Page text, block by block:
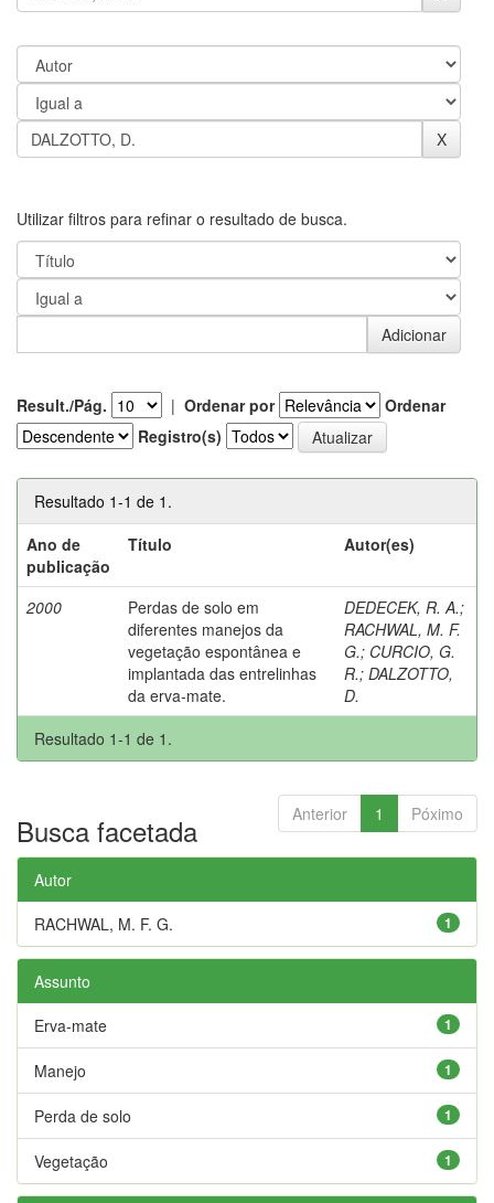
Utilizar filtros para refinar o resultado de busca.
Result./Pág. | Ordenar por
Ordenar
Registro(s)
Resultado 1-1 de 1.
Ano de
publicação
Título Autor(es)
2000
Perdas de solo em
diferentes manejos da
vegetação espontânea e
implantada das entrelinhas
da erva-mate.
DEDECEK, R. A.;
RACHWAL, M. F.
G.; CURCIO, G.
R.; DALZOTTO,
D.
Resultado 1-1 de 1.
Anterior 1 Póximo
Busca facetada
Autor
1
RACHWAL, M. F. G.
Assunto
1
Erva-mate
1
Manejo
1
Perda de solo
1
Vegetação